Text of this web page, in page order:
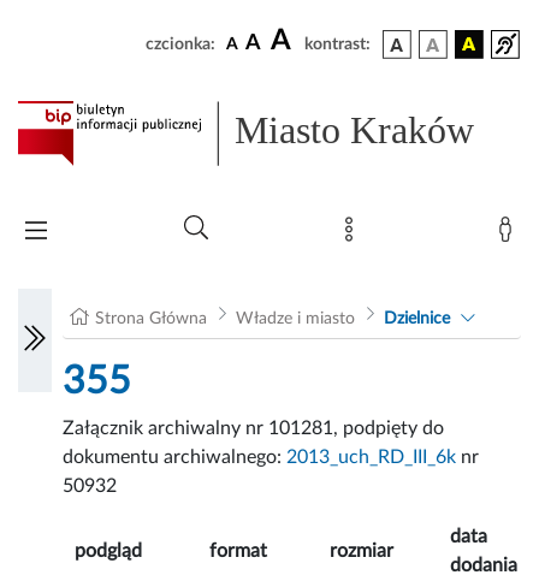
czcionka: A A A kontrast:
Miasto Kraków
Strona Główna Władze i miasto Dzielnice
355
Załącznik archiwalny nr 101281, podpięty do
dokumentu archiwalnego: 2013_uch_RD_III_6k nr
50932
podgląd format rozmiar
data
dodania